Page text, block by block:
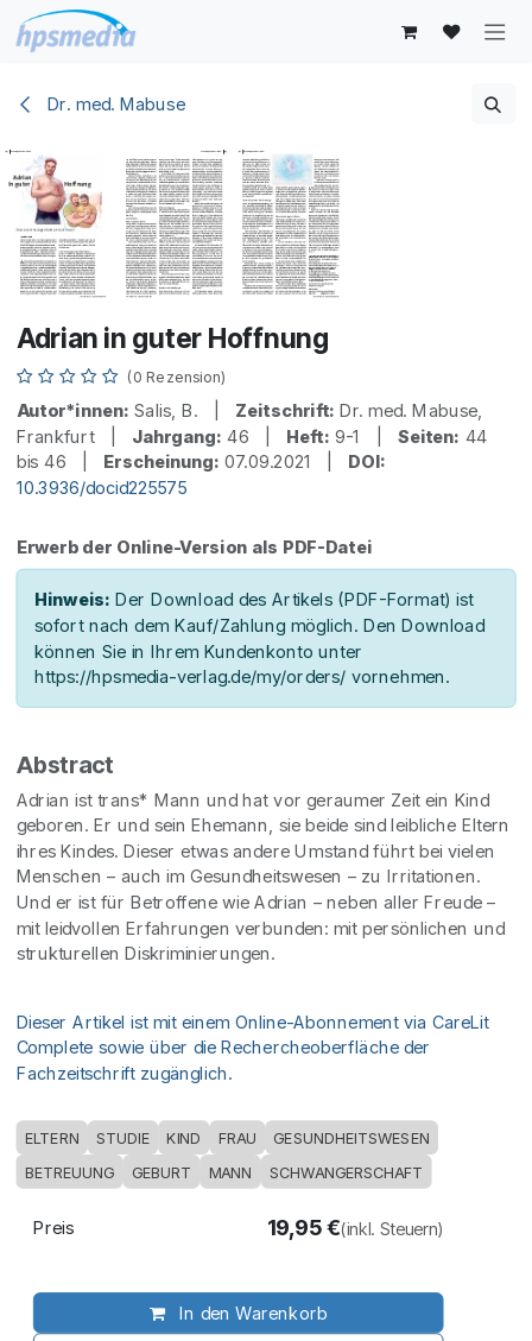
Zum Inhalt springen
Dr. med. Mabuse
Adrian in guter Hoffnung
(0 Rezension)
Autor*innen: Salis, B. | Zeitschrift: Dr. med. Mabuse,
Frankfurt | Jahrgang: 46 | Heft: 9-1 | Seiten: 44
bis 46 | Erscheinung: 07.09.2021 | DOI:
10.3936/docid225575
Erwerb der Online-Version als PDF-Datei
Hinweis: Der Download des Artikels (PDF-Format) ist
sofort nach dem Kauf/Zahlung möglich. Den Download
können Sie in Ihrem Kundenkonto unter
https://hpsmedia-verlag.de/my/orders/ vornehmen.
Abstract
Adrian ist trans* Mann und hat vor geraumer Zeit ein Kind
geboren. Er und sein Ehemann, sie beide sind leibliche Eltern
ihres Kindes. Dieser etwas andere Umstand führt bei vielen
Menschen – auch im Gesundheitswesen – zu Irritationen.
Und er ist für Betroffene wie Adrian – neben aller Freude –
mit leidvollen Erfahrungen verbunden: mit persönlichen und
strukturellen Diskriminierungen.
Dieser Artikel ist mit einem Online-Abonnement via CareLit
Complete sowie über die Rechercheoberfläche der
Fachzeitschrift zugänglich.
ELTERN STUDIE KIND FRAU GESUNDHEITSWESEN
BETREUUNG GEBURT MANN SCHWANGERSCHAFT
In den Warenkorb
Preis 19,95€(inkl. Steuern)